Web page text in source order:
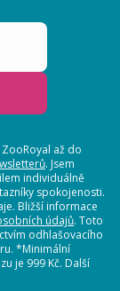
až do
. Jsem
individuálně
spokojenosti.
Bližší informace
údajů. Toto
odhlašovacího
*Minimální
je 999 Kč. Další